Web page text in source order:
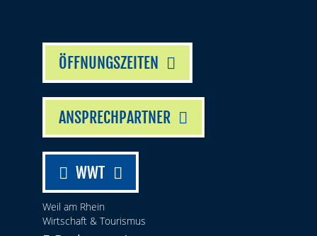
ÖFFNUNGSZEITEN
ANSPRECHPARTNER
WWT
Weil am Rhein
Wirtschaft & Tourismus